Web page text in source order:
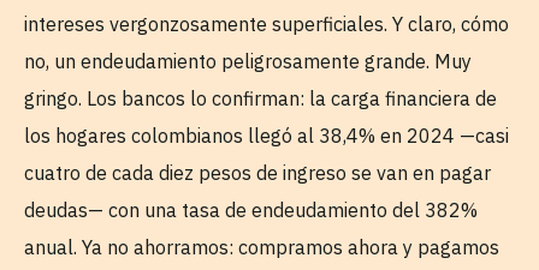
intereses vergonzosamente superficiales. Y claro, cómo
no, un endeudamiento peligrosamente grande. Muy
gringo. Los bancos lo confirman: la carga financiera de
los hogares colombianos llegó al 38,4% en 2024 —casi
cuatro de cada diez pesos de ingreso se van en pagar
deudas— con una tasa de endeudamiento del 382%
anual. Ya no ahorramos: compramos ahora y pagamos